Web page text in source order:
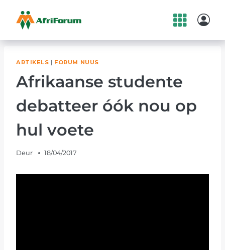
contentARTIKELS | FORUM NUUS
Afrikaanse studente
debatteer óók nou op
hul voete
Deur 18/04/2017